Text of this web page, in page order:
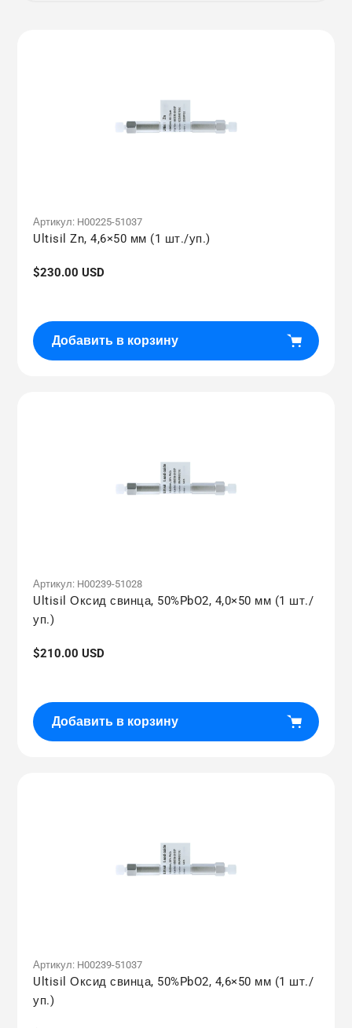
Артикул: H00225-51037
Ultisil Zn, 4,6×50 мм (1 шт./уп.)
Обычная
$230.00 USD
Добавить в корзину
Артикул: H00239-51028
Ultisil Оксид свинца, 50%PbO2, 4,0×50 мм (1 шт./
уп.)
Обычная
$210.00 USD
Добавить в корзину
Артикул: H00239-51037
Ultisil Оксид свинца, 50%PbO2, 4,6×50 мм (1 шт./
уп.)